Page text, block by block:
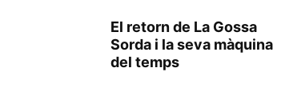
El retorn de La Gossa
Sorda i la seva màquina
del temps